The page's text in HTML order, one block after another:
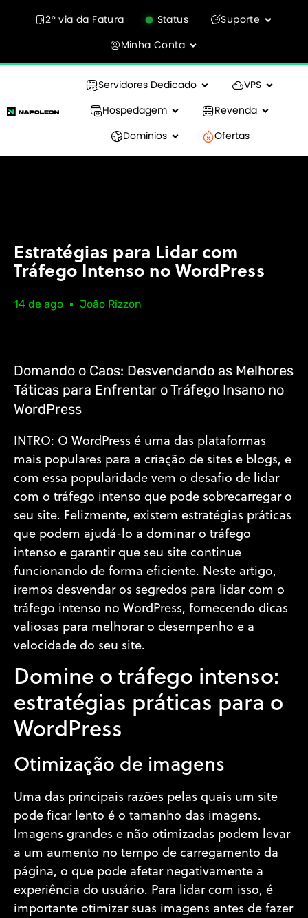
2° via da Fatura Status
Suporte
Minha Conta
Servidores Dedicado
VPS
Hospedagem
Revenda
Domínios
Ofertas
Estratégias para Lidar com
Tráfego Intenso no WordPress
14 de ago João Rizzon
Domando o Caos: Desvendando as Melhores
Táticas para Enfrentar o Tráfego Insano no
WordPress
INTRO: O WordPress é uma das plataformas
mais populares para a criação de sites e blogs, e
com essa popularidade vem o desafio de lidar
com o tráfego intenso que pode sobrecarregar o
seu site. Felizmente, existem estratégias práticas
que podem ajudá-lo a dominar o tráfego
intenso e garantir que seu site continue
funcionando de forma eficiente. Neste artigo,
iremos desvendar os segredos para lidar com o
tráfego intenso no WordPress, fornecendo dicas
valiosas para melhorar o desempenho e a
velocidade do seu site.
Domine o tráfego intenso:
estratégias práticas para o
WordPress
Otimização de imagens
Uma das principais razões pelas quais um site
pode ficar lento é o tamanho das imagens.
Imagens grandes e não otimizadas podem levar
a um aumento no tempo de carregamento da
página, o que pode afetar negativamente a
experiência do usuário. Para lidar com isso, é
importante otimizar suas imagens antes de fazer